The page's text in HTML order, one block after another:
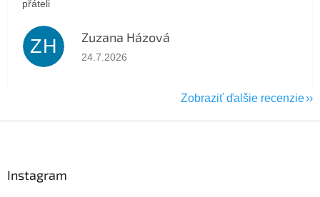
přáteli
ZH Zuzana Házová
Hodnotenie obchodu je 5 z 5 hviezdičiek.
24.7.2026
Zobraziť ďalšie recenzie
Instagram